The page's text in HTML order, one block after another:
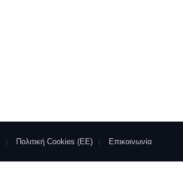
Πολιτική Cookies (ΕΕ) Επικοινωνία